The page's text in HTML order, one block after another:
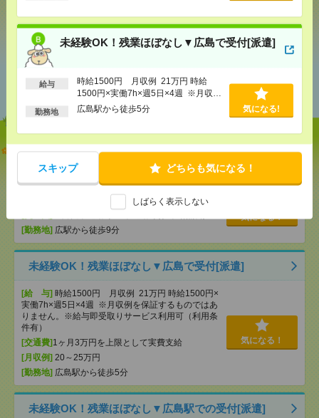
未経験OK！残業ほぼなし▼広島で受付[派遣]
給与
時給1500円 月収例 21万円 時給
1500円×実働7h×週5日×4週 ※月収例
を保証するものではありません。※給
勤務地 広島駅から徒歩5分 気になる!
スキップ どちらも気になる！
しばらく表示しない
気になる！
おすすめ
【単発】呉市広／8／8・9・22・23日＊自動車ディー
ラーでの受付・1日でもＯＫ[派遣]
[給 与]時給1300円 ・日額：9,100円（時給1,300
[勤務地] 広駅から徒歩9分
気になる！
未経験OK！残業ほぼなし▼広島で受付[派遣]
[給 与] 時給1500円 月収例 21万円 時給1500円×
実働7h×週5日×4週 ※月収例を保証するものではあ
りません。※給与即受取りサービス利用可（利用条
件有）
[交通費]1ヶ月3万円を上限として実費支給
[月収例] 20～25万円
[勤務地] 広島駅から徒歩5分
気になる！
未経験OK！残業ほぼなし▼広島駅での受付[派遣]